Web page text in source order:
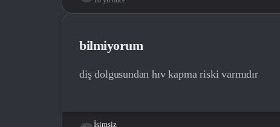
bilmiyorum
diş dolgusundan hıv kapma riski varmıdır
İsimsiz